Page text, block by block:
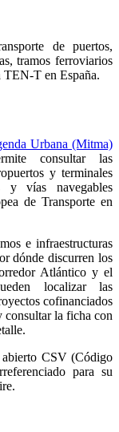
de puertos,
tramos ferroviarios
TEN-T en España.
Urbana (Mitma)
consultar las
y terminales
y vías navegables
de Transporte en
e infraestructuras
dónde discurren los
Atlántico y el
localizar las
cofinanciados
consultar la ficha con
abierto CSV (Código
para su